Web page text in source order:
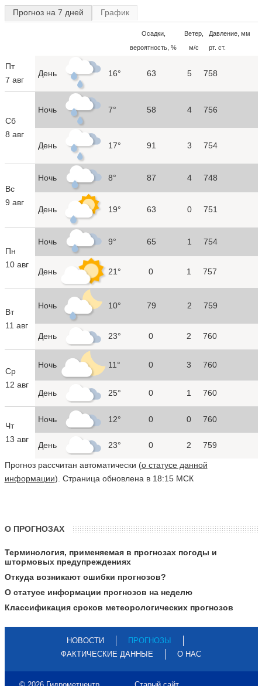
Прогноз на 7 дней График
Осадки,
вероятность, %
Ветер,
м/с
Давление, мм
рт. ст.
Пт
7 авг
День 16° 63 5 758
Сб
8 авг
Ночь 7° 58 4 756
День 17° 91 3 754
Вс
9 авг
Ночь 8° 87 4 748
День 19° 63 0 751
Пн
10 авг
Ночь 9° 65 1 754
День 21° 0 1 757
Вт
11 авг
Ночь 10° 79 2 759
День 23° 0 2 760
Ср
12 авг
Ночь 11° 0 3 760
День 25° 0 1 760
Чт
13 авг
Ночь 12° 0 0 760
День 23° 0 2 759
Прогноз рассчитан автоматически (о статусе данной
информации). Страница обновлена в 18:15 МСК
О ПРОГНОЗАХ
Терминология, применяемая в прогнозах погоды и
штормовых предупреждениях
Откуда возникают ошибки прогнозов?
О статусе информации прогнозов на неделю
Классификация сроков метеорологических прогнозов
НОВОСТИ
ПРОГНОЗЫ
ФАКТИЧЕСКИЕ ДАННЫЕ
О НАС